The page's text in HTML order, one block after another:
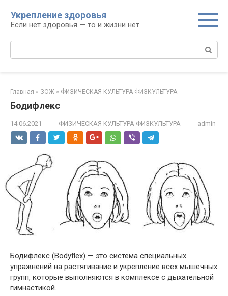
контенту
Укрепление здоровья
Если нет здоровья — то и жизни нет
Поиск:
Главная » ЗОЖ » ФИЗИЧЕСКАЯ КУЛЬТУРА ФИЗКУЛЬТУРА
Бодифлекс
14.06.2021 ФИЗИЧЕСКАЯ КУЛЬТУРА ФИЗКУЛЬТУРА admin
Бодифлекс (Bodyflex) — это система специальных
упражнений на растягивание и укрепление всех мышечных
групп, которые выполняются в комплексе с дыхательной
гимнастикой.